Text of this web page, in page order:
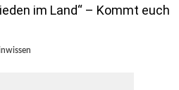
im Land“ – Kommt euch